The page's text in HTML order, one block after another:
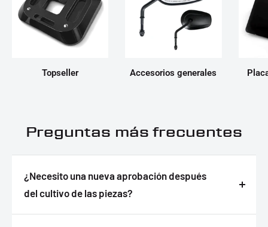
Topseller Accesorios generales
Preguntas más frecuentes
¿Necesito una nueva aprobación después
del cultivo de las piezas?
Respuesta